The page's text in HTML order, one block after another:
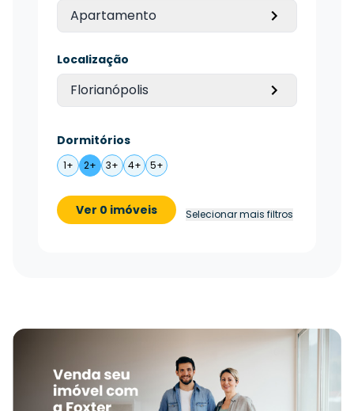
Apartamento
Localização
Florianópolis
Dormitórios
1+ 2+ 3+ 4+ 5+
Ver 0 imóveis Selecionar mais filtros